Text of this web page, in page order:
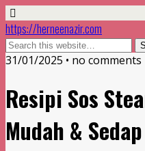
https://herneenazir.com
31/01/2025 • no comments
Resipi Sos
Mudah & Sedap